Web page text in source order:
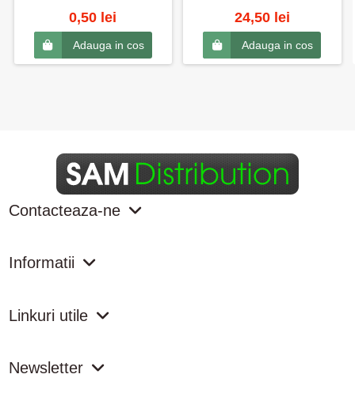
0,50 lei
Adauga in cos
24,50 lei
Adauga in cos
Contacteaza-ne
Informatii
Linkuri utile
Newsletter